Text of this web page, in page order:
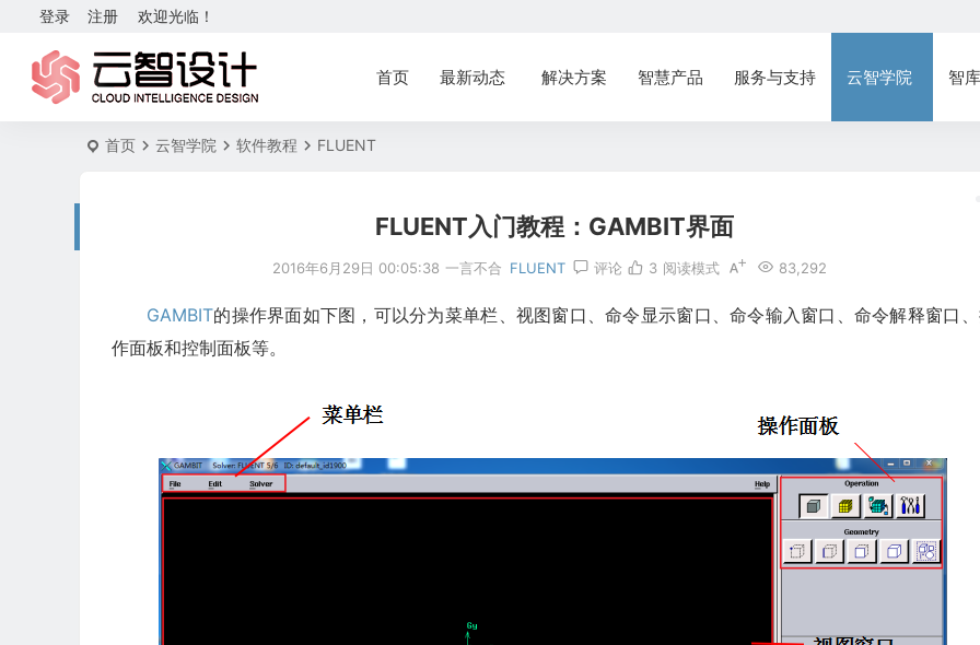
欢迎光临！
登录 注册
首页 最新动态 解决方案 智慧产品 服务与支持 云智学院 智
首页 云智学院 软件教程 FLUENT
FLUENT入门教程：GAMBIT界面
2016年6月29日 00:05:38 一言不合 FLUENT 评论 83,292
3 阅读模式
GAMBIT的操作界面如下图，可以分为菜单栏、视图窗口、命令显示窗口、命令输入窗口、命令解释窗口
作面板和控制面板等。